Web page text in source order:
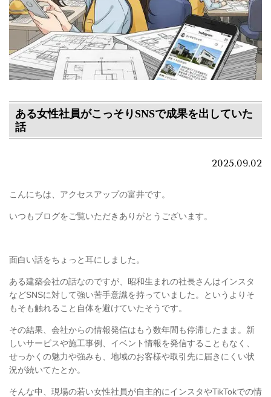
ある女性社員がこっそりSNSで成果を出していた
話
2025.09.02
こんにちは、アクセスアップの富井です。
いつもブログをご覧いただきありがとうございます。
面白い話をちょっと耳にしました。
ある建築会社の話なのですが、昭和生まれの社長さんはインスタ
などSNSに対して強い苦手意識を持っていました。というよりそ
もそも触れること自体を避けていたそうです。
その結果、会社からの情報発信はもう数年間も停滞したまま。新
しいサービスや施工事例、イベント情報を発信することもなく、
せっかくの魅力や強みも、地域のお客様や取引先に届きにくい状
況が続いてたとか。
そんな中、現場の若い女性社員が自主的にインスタやTikTokでの情